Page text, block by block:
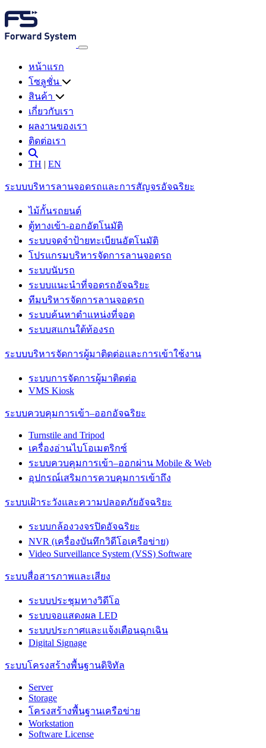
หน้าแรก
โซลูชั่น
สินค้า
เกี่ยวกับเรา
ผลงานของเรา
ติดต่อเรา
TH | EN
ระบบบริหารลานจอดรถและการสัญจรอัจฉริยะ
ไม้กั้นรถยนต์
ตู้ทางเข้า-ออกอัตโนมัติ
ระบบจดจำป้ายทะเบียนอัตโนมัติ
โปรแกรมบริหารจัดการลานจอดรถ
ระบบนับรถ
ระบบแนะนำที่จอดรถอัจฉริยะ
ทีมบริหารจัดการลานจอดรถ
ระบบค้นหาตำแหน่งที่จอด
ระบบสแกนใต้ท้องรถ
ระบบบริหารจัดการผู้มาติดต่อและการเข้าใช้งาน
ระบบการจัดการผู้มาติดต่อ
VMS Kiosk
ระบบควบคุมการเข้า–ออกอัจฉริยะ
Turnstile and Tripod
เครื่องอ่านไบโอเมตริกซ์
ระบบควบคุมการเข้า–ออกผ่าน Mobile & Web
อุปกรณ์เสริมการควบคุมการเข้าถึง
ระบบเฝ้าระวังและความปลอดภัยอัจฉริยะ
ระบบกล้องวงจรปิดอัจฉริยะ
NVR (เครื่องบันทึกวิดีโอเครือข่าย)
Video Surveillance System (VSS) Software
ระบบสื่อสารภาพและเสียง
ระบบประชุมทางวิดีโอ
ระบบจอแสดงผล LED
ระบบประกาศและแจ้งเตือนฉุกเฉิน
Digital Signage
ระบบโครงสร้างพื้นฐานดิจิทัล
Server
Storage
โครงสร้างพื้นฐานเครือข่าย
Workstation
Software License